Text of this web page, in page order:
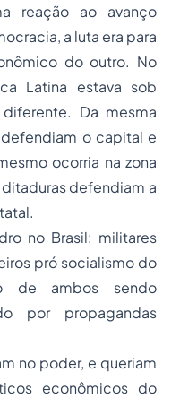
reação ao avanço
a luta era para
do outro. No
Latina estava sob
Da mesma
o capital e
ocorria na zona
defendiam a
no Brasil: militares
pró socialismo do
ambos sendo
por propagandas
no poder, e queriam
econômicos do